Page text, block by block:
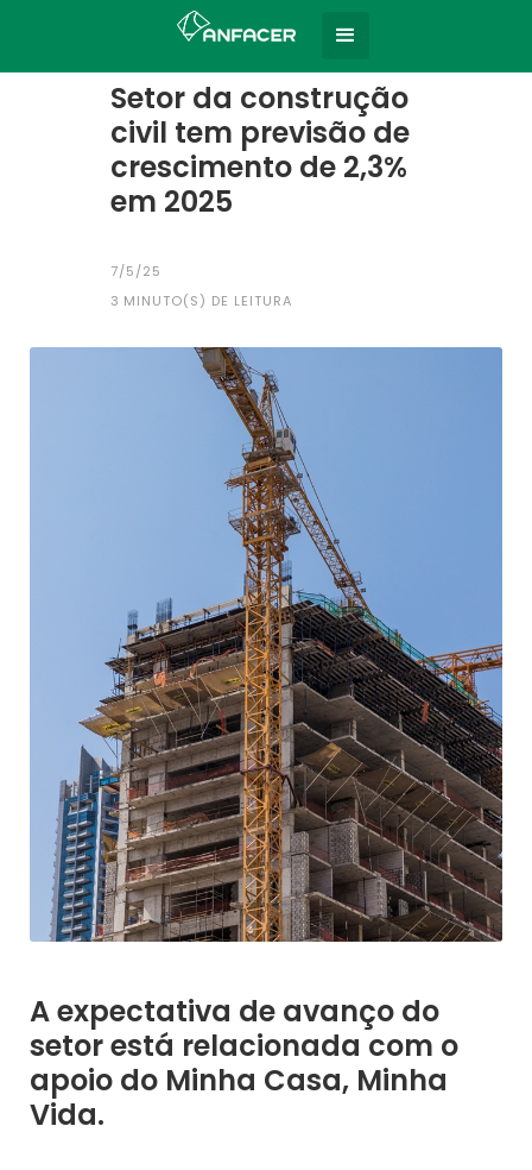
Todas as notícias
Setor da construção
civil tem previsão de
crescimento de 2,3%
em 2025
7/5/25
3 MINUTO(S) DE LEITURA
A expectativa de avanço do
setor está relacionada com o
apoio do Minha Casa, Minha
Vida.